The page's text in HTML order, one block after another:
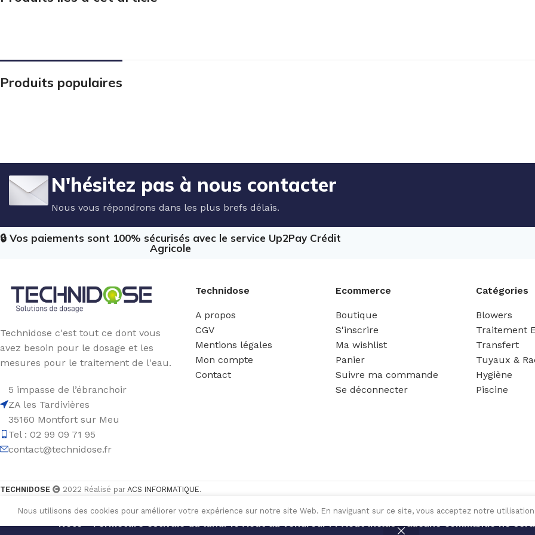
Note - Fermeture estivale du lundi 10 Août au vendredi 14 Août inclus - aucune commande ne
Produits populaires
N'hésitez pas à nous contacter
Nous vous répondrons dans les plus brefs délais.
🔒 Vos paiements sont 100% sécurisés avec le service Up2Pay Crédit
Agricole
Technidose c'est tout ce dont vous
avez besoin pour le dosage et les
mesures pour le traitement de l'eau.
5 impasse de l’ébranchoir
ZA les Tardivières
35160 Montfort sur Meu
Tel : 02 99 09 71 95
contact@technidose.fr
Technidose
A propos
CGV
Mentions légales
Mon compte
Contact
Ecommerce
Boutique
S'inscrire
Ma wishlist
Panier
Suivre ma commande
Se déconnecter
Catégories
Blowers
Traitement
Transfert
Tuyaux &
Hygiène
Piscine
TECHNIDOSE 2022 Réalisé par ACS INFORMATIQUE.
Nous utilisons des cookies pour améliorer votre expérience sur notre site Web. En naviguant sur ce site, vous acceptez notre